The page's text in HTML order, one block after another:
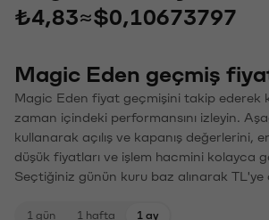
₺4,83≈$0,10673797
Magic Eden geçmiş
Magic Eden fiyat geçmişini takip ederek
zaman içindeki performansını izleyin.
kullanarak açılış ve kapanış değerlerini,
düşük fiyatları ve işlem hacmini kolayca
Seçtiğiniz günün kuru baz alınarak TL'ye
1 gün 1 hafta 1 ay